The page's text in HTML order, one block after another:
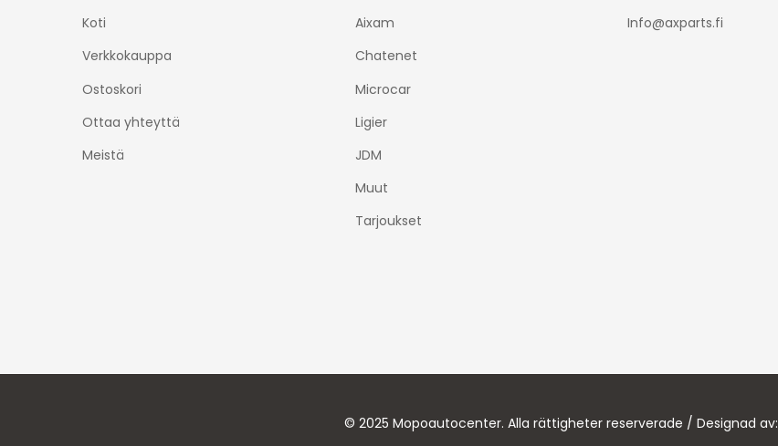
Koti
Verkkokauppa
Ostoskori
Ottaa yhteyttä
Meistä
Aixam
Chatenet
Microcar
Ligier
JDM
Muut
Tarjoukset
Info@axparts.fi
© 2025 Mopoautocenter. Alla rättigheter reserverade / Designad av: